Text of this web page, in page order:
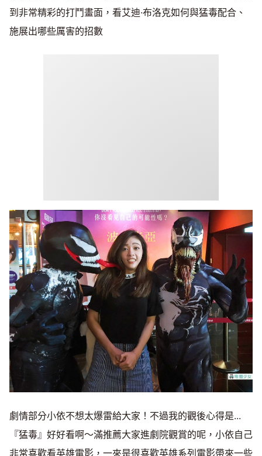
到非常精彩的打鬥畫面，看艾迪·布洛克如何與猛毒配合、
施展出哪些厲害的招數
劇情部分小依不想太爆雷給大家！不過我的觀後心得是...
『猛毒』好好看啊～滿推薦大家進劇院觀賞的呢，小依自己
非常喜歡看英雄電影，一來是很喜歡英雄系列電影帶來一些